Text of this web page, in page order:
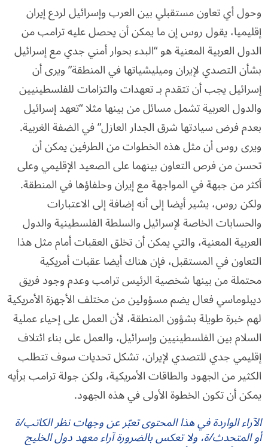
وحول أي تعاون مستقبلي بين العرب وإسرائيل لردع إيران
إقليميا، يقول روس إن ما يمكن أن يحصل عليه ترامب من
الدول العربية المعنية هو “البدء بحوار أمني جدي مع إسرائيل
بشأن التصدي لإيران وميليشياتها في المنطقة” ويرى أن
إسرائيل يجب أن تتقدم بـ تعهدات والتزامات للفلسطينيين
والدول العربية تشمل مسائل من بينها مثلا “تعهد إسرائيل
بعدم فرض سيادتها شرق الجدار العازل” في الضفة الغربية.
ويرى روس أن مثل هذه الخطوات من الطرفين يمكن أن
تحسن من فرص التعاون بينهما على الصعيد الإقليمي وعلى
أكثر من جبهة في المواجهة مع إيران وحلفاؤها في المنطقة.
ولكن روس، يشير أيضا إلى أنه إضافة إلى الاعتبارات
والحسابات الخاصة لإسرائيل والسلطة الفلسطينية والدول
العربية المعنية، والتي يمكن أن تخلق العقبات أمام مثل هذا
التعاون في المستقبل، فإن هناك أيضا عقبات أمريكية
محتملة من بينها شخصية الرئيس ترامب وعدم وجود فريق
ديبلوماسي فعال يضم مسؤولين من مختلف الأجهزة الأمريكية
لهم خبرة طويلة بشؤون المنطقة، لأن العمل على إحياء عملية
السلام بين الفلسطينيين وإسرائيل، والعمل على بناء ائتلاف
إقليمي جدي للتصدي لإيران، تشكل تحديات سوف تتطلب
الكثير من الجهود والطاقات الأمريكية، ولكن جولة ترامب برأيه
يمكن أن تكون الخطوة الأولى في هذه الجهود.
الآراء الواردة في هذا المحتوى تعبّر عن وجهات نظر الكاتب/ة
أو المتحدث/ة، ولا تعكس بالضرورة آراء معهد دول الخليج